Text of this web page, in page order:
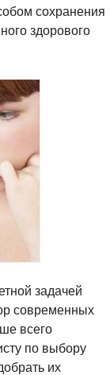
сохранения
здорового
задачей
современных
всего
по выбору
их